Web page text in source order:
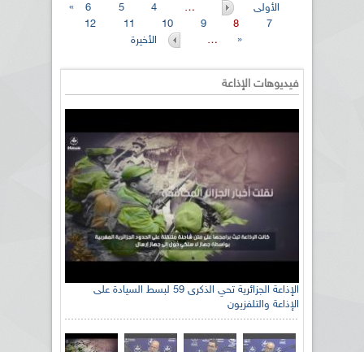
« الأولى …
4
5
6
7
8
9
10
11
12
…
الأخيرة »
فيديوهات الإذاعة
الإذاعة الجزائرية تحي الذكرى 59 لبسط السيادة على
الإذاعة والتلفزيون